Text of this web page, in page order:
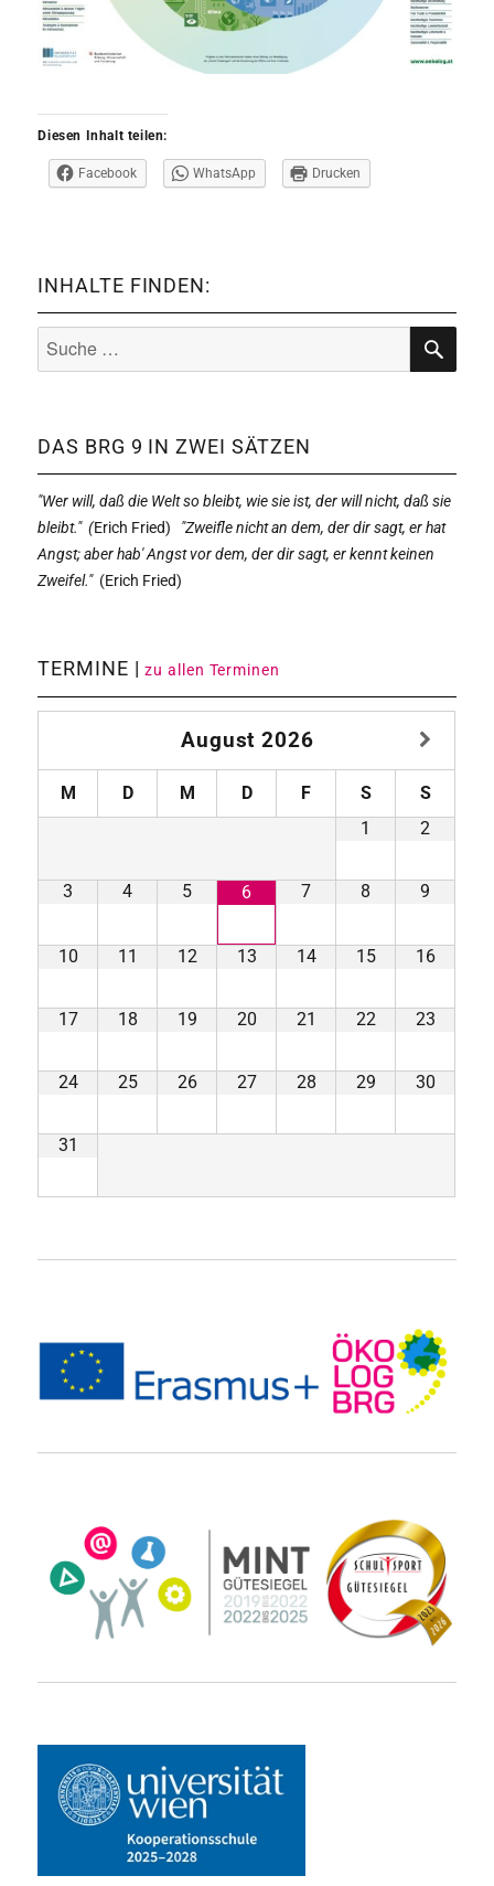
Diesen Inhalt teilen:
Facebook WhatsApp Drucken
INHALTE FINDEN:
Suche
nach:
SUCHE
DAS BRG 9 IN ZWEI SÄTZEN
"Wer will, daß die Welt so bleibt, wie sie ist, der will nicht, daß sie
bleibt." (Erich Fried)
"Zweifle nicht an dem, der dir sagt, er hat
Angst; aber hab' Angst vor dem, der dir sagt, er kennt keinen
Zweifel."(Erich Fried)
TERMINE |zu allen Terminen
August 2026
M D M D F S
S
1
2
3 4 5 6 7 8 9
10 11 12 13 14 15 16
17 18 19 20 21 22 23
24 25 26 27 28 29 30
31